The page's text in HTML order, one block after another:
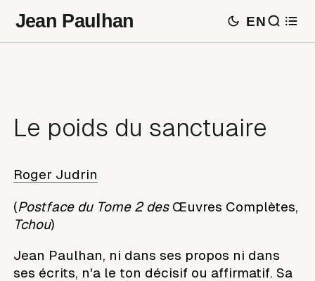
Jean Paulhan EN
Le poids du sanctuaire
Roger Judrin
(Postface du Tome 2 desŒuvres Complètes,
Tchou)
Jean Paulhan, ni dans ses propos ni dans
ses écrits, n'a le ton décisif ou affirmatif. Sa